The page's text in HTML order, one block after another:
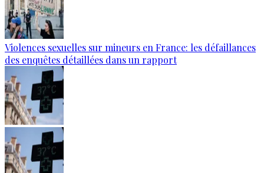
Violences sexuelles sur mineurs en France: les défaillances
des enquêtes détaillées dans un rapport